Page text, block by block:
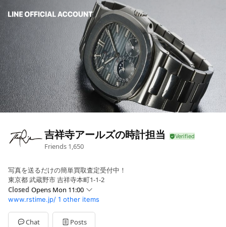
吉祥寺アールズの時計担当
Friends 1,650
写真を送るだけの簡単買取査定受付中！
東京都 武蔵野市 吉祥寺本町1-1-2
Closed Opens Mon 11:00
SunClosed
Mon11:00 - 19:00
Tue11:00 - 19:00
www.rstime.jp/ 1 other items
Chat Posts